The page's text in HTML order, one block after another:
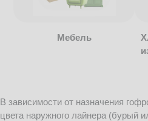
Мебель
В зависимости от назначения
цвета наружного лайнера (бурый